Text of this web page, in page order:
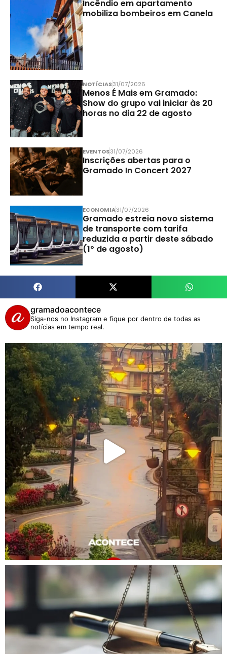
Incêndio em apartamento
mobiliza bombeiros em Canela
NOTÍCIAS31/07/2026
Menos É Mais em Gramado:
Show do grupo vai iniciar às 20
horas no dia 22 de agosto
EVENTOS31/07/2026
Inscrições abertas para o
Gramado In Concert 2027
ECONOMIA31/07/2026
Gramado estreia novo sistema
de transporte com tarifa
reduzida a partir deste sábado
(1º de agosto)
gramadoacontece
Siga-nos no Instagram e fique por dentro de todas as
notícias em tempo real.